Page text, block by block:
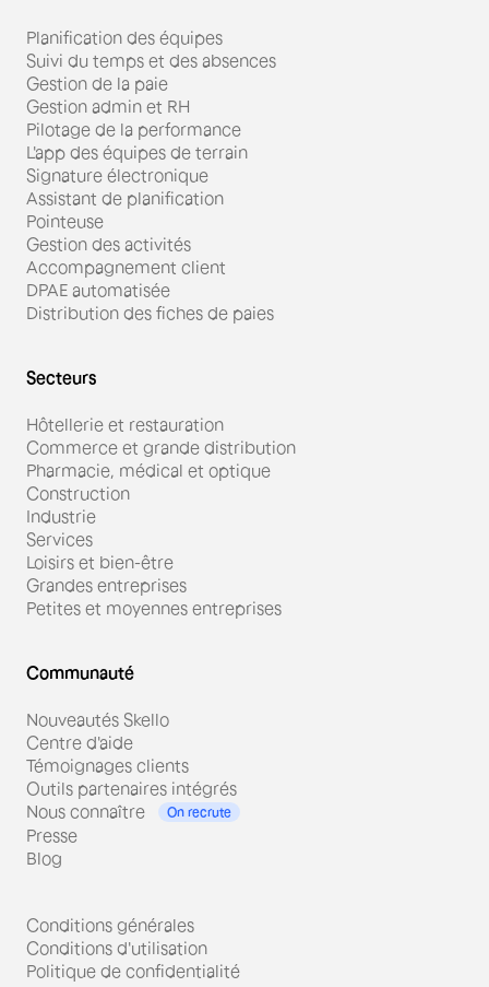
Planification des équipes
Suivi du temps et des absences
Gestion de la paie
Gestion admin et RH
Pilotage de la performance
L'app des équipes de terrain
Signature électronique
Assistant de planification
Pointeuse
Gestion des activités
Accompagnement client
DPAE automatisée
Distribution des fiches de paies
Secteurs
Hôtellerie et restauration
Commerce et grande distribution
Pharmacie, médical et optique
Construction
Industrie
Services
Loisirs et bien-être
Grandes entreprises
Petites et moyennes entreprises
Communauté
Nouveautés Skello
Centre d'aide
Témoignages clients
Outils partenaires intégrés
Nous connaître
On recrute
Presse
Blog
Conditions générales
Conditions d'utilisation
Politique de confidentialité